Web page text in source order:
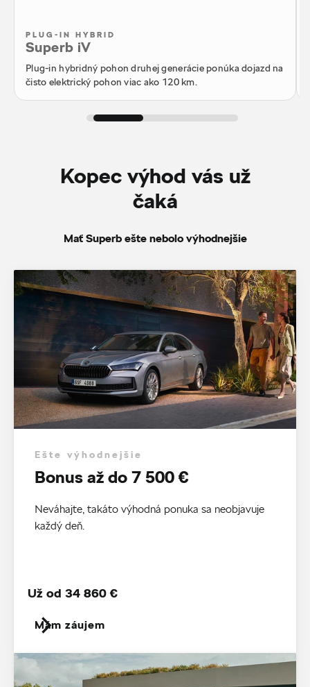
PLUG-IN HYBRID
Superb iV
Plug-in hybridný pohon druhej generácie ponúka dojazd na
čisto elektrický pohon viac ako 120 km.
Kopec výhod vás už
čaká
Mať Superb ešte nebolo výhodnejšie
Ešte výhodnejšie
Bonus až do 7 500 €
Neváhajte, takáto výhodná ponuka sa neobjavuje
každý deň.
Mám záujem
Už od 34 860 €